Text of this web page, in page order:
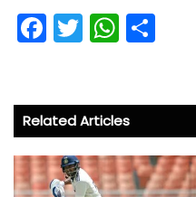
Fa
ce
o
ok
T
wi
er
W
ha
A
p
p
Related Articles